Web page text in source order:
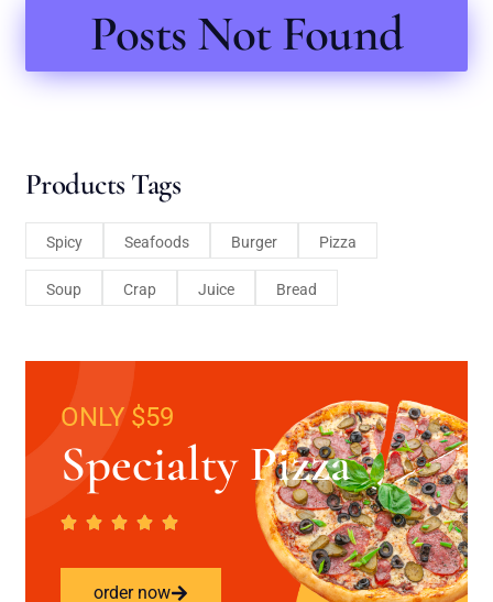
Posts Not Found
Products Tags
Spicy Seafoods Burger Pizza
Soup Crap Juice Bread
ONLY $59
Specialty Pizza
order now